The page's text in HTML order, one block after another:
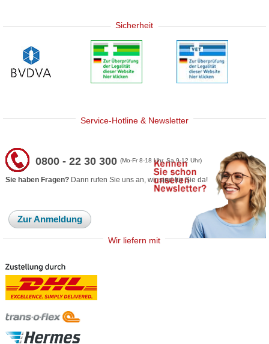
Sicherheit
Service-Hotline & Newsletter
0800 - 22 30 300(Mo-Fr 8-18 Uhr, Sa 9-12 Uhr)
Sie haben Fragen? Dann rufen Sie uns an, wir sind für Sie da!
Zur Anmeldung
Wir liefern mit